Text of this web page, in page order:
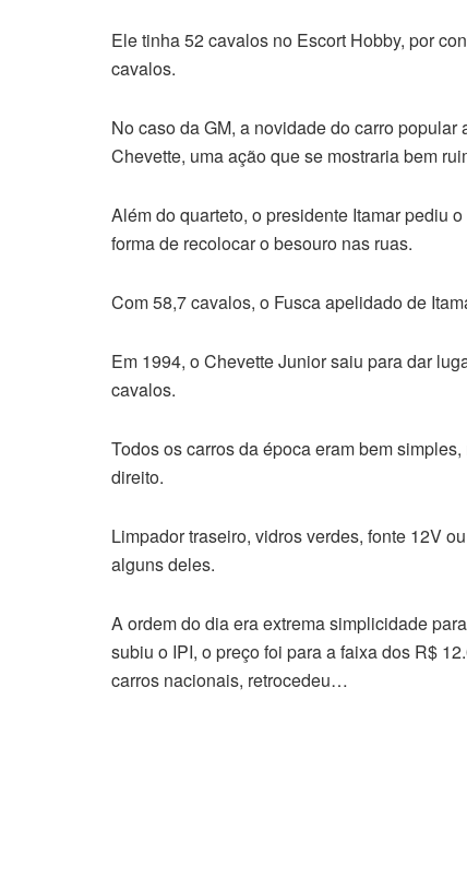
Ele tinha 52 cavalos no Escort Hobby, por
cavalos.
No caso da GM, a novidade do carro
Chevette, uma ação que se mostraria bem
Além do quarteto, o presidente Itamar pediu
forma de recolocar o besouro nas ruas.
Com 58,7 cavalos, o Fusca apelidado de
Em 1994, o Chevette Junior saiu para dar
cavalos.
Todos os carros da época eram bem
direito.
Limpador traseiro, vidros verdes, fonte 12V
alguns deles.
A ordem do dia era extrema simplicidade
subiu o IPI, o preço foi para a faixa dos R$
carros nacionais, retrocedeu…